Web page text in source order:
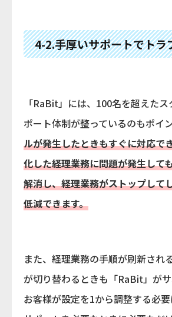
4-2.手厚いサポートでトラ
「RaBit」には、100名を超えた
ポート体制が整っているのもポイ
ルが発生したときもすぐに対応で
化した経理業務に問題が発生して
解消し、経理業務がストップして
低減できます。
また、経理業務の手順が刷新され
が切り替わるときも「RaBit」がサ
お客様が設定を1から調整する必